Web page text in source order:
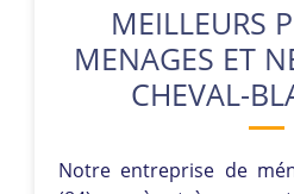
MEILLEURS
MENAGES ET
CHEVAL-
Notre entreprise de